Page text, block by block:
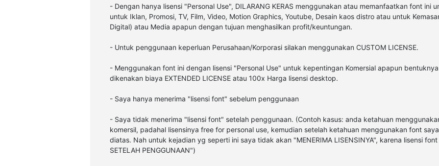
- Dengan hanya lisensi "Personal Use", DILARANG KERAS menggunakan atau memanfaatkan font ini
untuk Iklan, Promosi, TV, Film, Video, Motion Graphics, Youtube, Desain kaos distro atau untuk
Digital) atau Media apapun dengan tujuan menghasilkan profit/keuntungan.
- Untuk penggunaan keperluan Perusahaan/Korporasi silakan menggunakan CUSTOM LICENSE.
- Menggunakan font ini dengan lisensi "Personal Use" untuk kepentingan Komersial apapun
dikenakan biaya EXTENDED LICENSE atau 100x Harga lisensi desktop.
- Saya hanya menerima "lisensi font" sebelum penggunaan
- Saya tidak menerima "lisensi font" setelah penggunaan. (Contoh kasus: anda ketahuan
komersil, padahal lisensinya free for personal use, kemudian setelah ketahuan menggunakan font
diatas. Nah untuk kejadian yg seperti ini saya tidak akan "MENERIMA LISENSINYA", karena lisensi
SETELAH PENGGUNAAN")